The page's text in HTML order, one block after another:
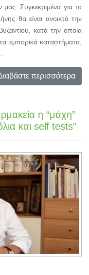
μας. Συγκεκριμένα για το
θα είναι ανοικτά την
κατά την οποία
εμπορικά καταστήματα,
περισσότερα
η “μάχη”
και self tests”